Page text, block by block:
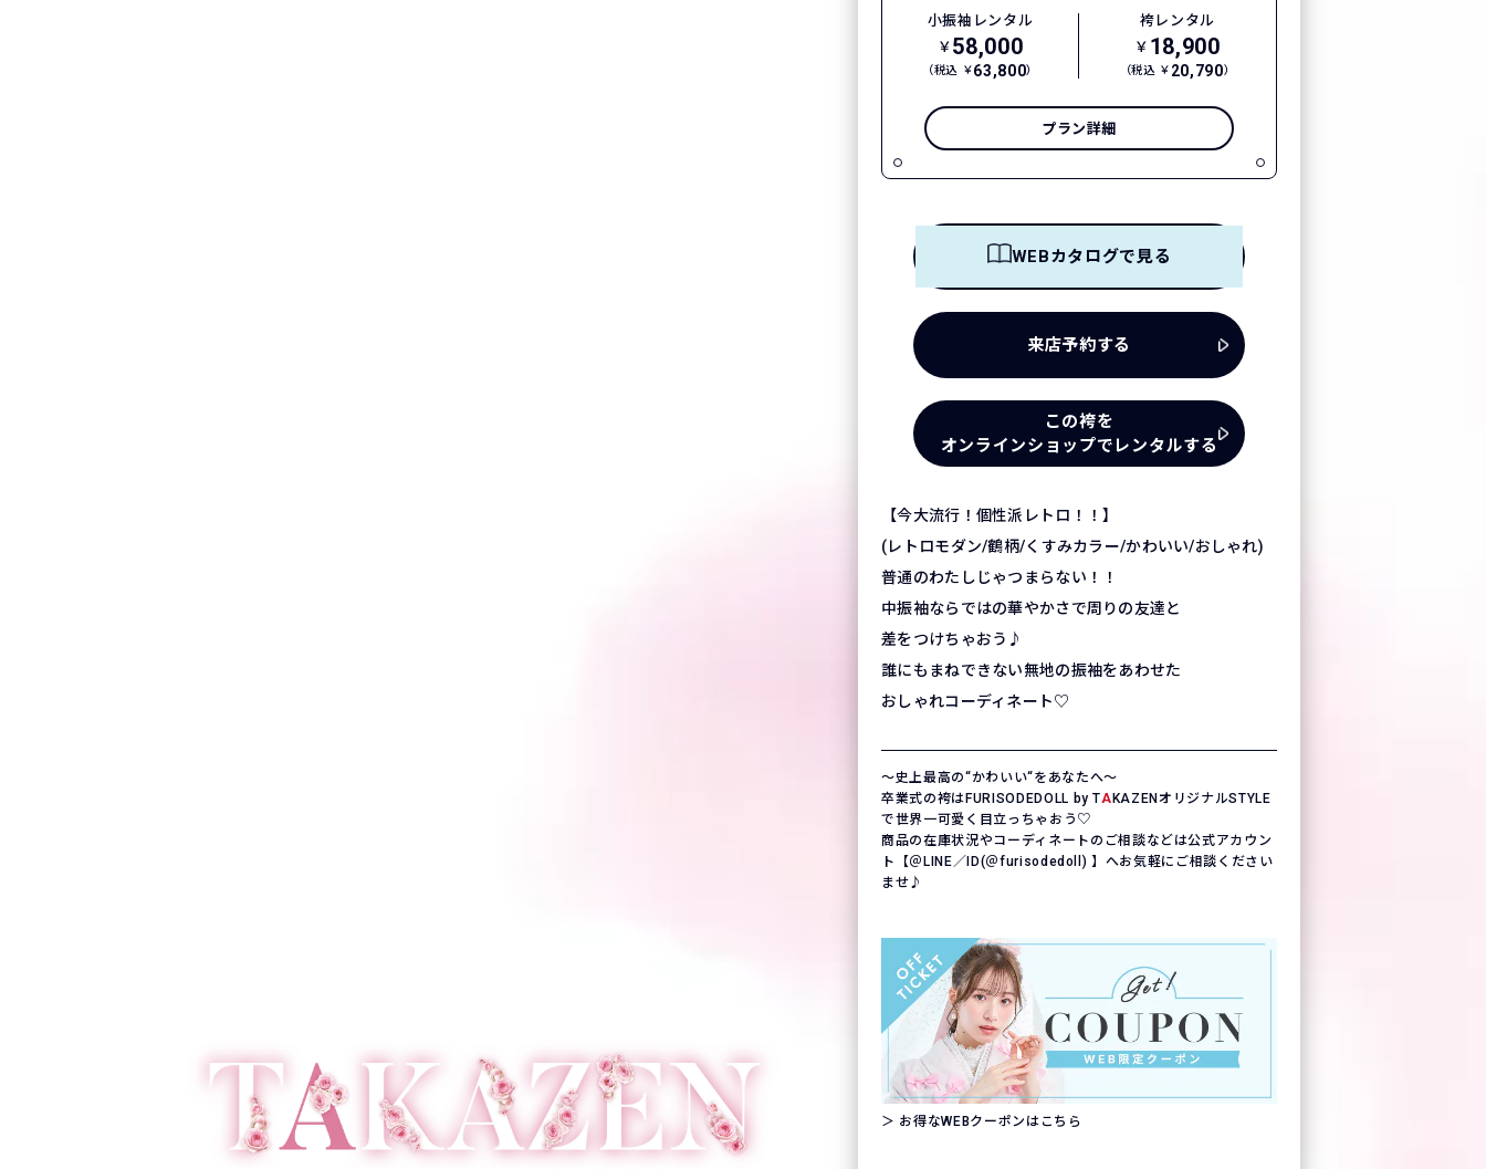
小振袖レンタル
￥ 58,000
（税込 ￥63,800）
袴レンタル
￥ 18,900
（税込 ￥ 20,790）
プラン詳細
WEBカタログで見る
来店予約する
この袴を
オンラインショップでレンタルする
【今大流行！個性派レトロ！！】
(レトロモダン/鶴柄/くすみカラー/かわいい/おしゃれ)
普通のわたしじゃつまらない！！
中振袖ならではの華やかさで周りの友達と
差をつけちゃおう♪
誰にもまねできない無地の振袖をあわせた
おしゃれコーディネート♡
〜史上最高の“かわいい“をあなたへ〜
卒業式の袴はFURISODEDOLL by TA KAZENオリジナルSTYLE
で世界一可愛く目立っちゃおう♡
商品の在庫状況やコーディネートのご相談などは公式アカウン
ト【＠LINE／ID(＠furisodedoll) 】へお気軽にご相談ください
ませ♪
＞ お得なWEBクーポンはこちら